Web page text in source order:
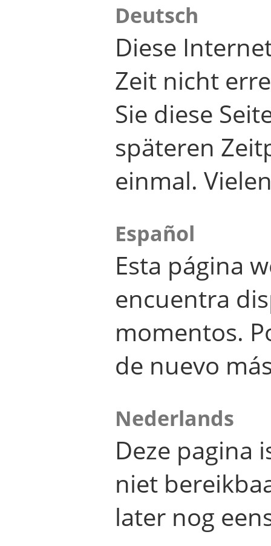
Deutsch
Diese
Zeit nicht
Sie diese
späteren
einmal.
Español
Esta página
encuentra
momentos.
de nuevo
Nederlands
Deze pagina
niet
later nog